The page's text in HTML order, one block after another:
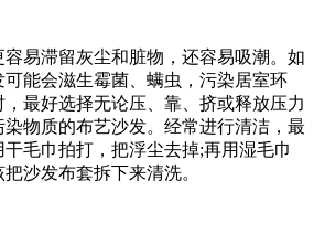
易滞留灰尘和脏物，还容易吸潮。如
能会滋生霉菌、螨虫，污染居室环
最好选择无论压、靠、挤或释放压力
物质的布艺沙发。经常进行清洁，最
毛巾拍打，把浮尘去掉;再用湿毛巾
沙发布套拆下来清洗。